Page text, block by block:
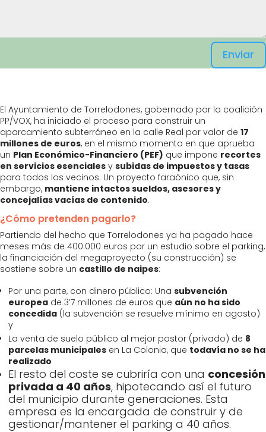
Enviar
El Ayuntamiento de Torrelodones, gobernado por la coalición
PP/VOX, ha iniciado el proceso para construir un
aparcamiento subterráneo en la calle Real por valor de 17
millones de euros, en el mismo momento en que aprueba
un Plan Económico-Financiero (PEF) que impone recortes
en servicios esenciales y subidas de impuestos y tasas
para todos los vecinos. Un proyecto faraónico que, sin
embargo, mantiene intactos sueldos, asesores y
concejalías vacías de contenido.
¿Cómo pretenden pagarlo?
Partiendo del hecho que Torrelodones ya ha pagado hace
meses más de 400.000 euros por un estudio sobre el parking,
la financiación del megaproyecto (su construcción) se
sostiene sobre un castillo de naipes:
Por una parte, con dinero público: Una subvención
europea de 3’7 millones de euros que aún no ha sido
concedida (la subvención se resuelve mínimo en agosto)
y
La venta de suelo público al mejor postor (privado) de 8
parcelas municipales en La Colonia, que todavía no se ha
realizado
El resto del coste se cubriría con una concesión
privada a 40 años, hipotecando así el futuro
del municipio durante generaciones. Esta
empresa es la encargada de construir y de
gestionar/mantener el parking a 40 años.